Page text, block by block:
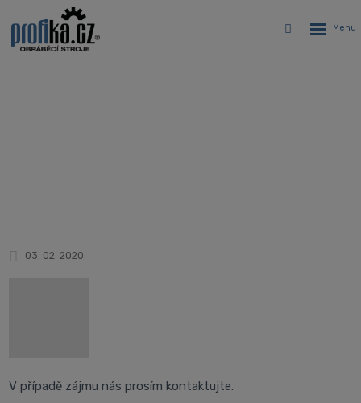
Vyhledávání
03. 02. 2020
V případě zájmu nás prosím kontaktujte.